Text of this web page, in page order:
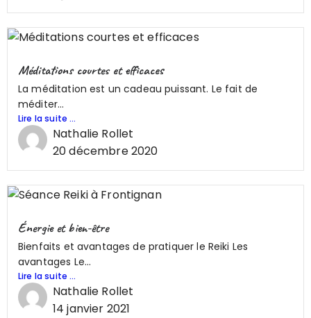
Méditations courtes et efficaces
La méditation est un cadeau puissant. Le fait de
méditer...
Lire la suite ...
Nathalie Rollet
20 décembre 2020
Énergie et bien-être
Bienfaits et avantages de pratiquer le Reiki Les
avantages Le...
Lire la suite ...
Nathalie Rollet
14 janvier 2021